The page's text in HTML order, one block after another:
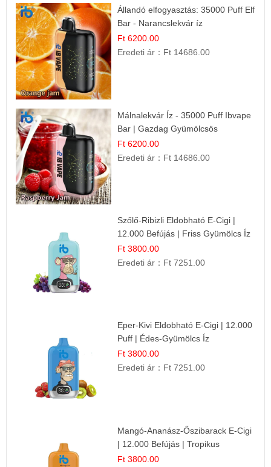
Állandó elfogyasztás: 35000 Puff Elf
Bar - Narancslekvár íz
Ft 6200.00
Eredeti ár： Ft 14686.00
Málnalekvár Íz - 35000 Puff Ibvape
Bar | Gazdag Gyümölcsös
Ízélmény!
Ft 6200.00
Eredeti ár： Ft 14686.00
Szőlő-Ribizli Eldobható E-Cigi |
12.000 Befújás | Friss Gyümölcs Íz
Ft 3800.00
Eredeti ár： Ft 7251.00
Eper-Kivi Eldobható E-Cigi | 12.000
Puff | Édes-Gyümölcs Íz
Ft 3800.00
Eredeti ár： Ft 7251.00
Mangó-Ananász-Őszibarack E-Cigi
| 12.000 Befújás | Tropikus
Gyümölcs Íz
Ft 3800.00